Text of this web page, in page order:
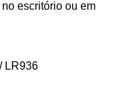
escritório ou em
LR936